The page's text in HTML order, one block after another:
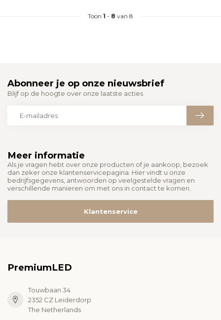
Toon 1 - 8 van 8
Meer informatie
Als je vragen hebt over onze producten of je aankoop, bezoek
dan zeker onze klantenservicepagina. Hier vindt u onze
bedrijfsgegevens, antwoorden op veelgestelde vragen en
verschillende manieren om met ons in contact te komen.
Klantenservice
Abonneer je op onze nieuwsbrief
Blijf op de hoogte over onze laatste acties
PremiumLED
Touwbaan 34
2352 CZ Leiderdorp
The Netherlands